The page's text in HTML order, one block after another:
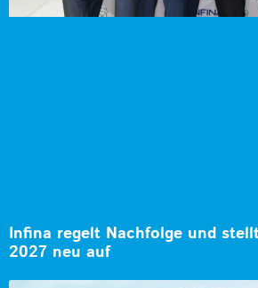
Infina regelt Nachfolge und
2027 neu auf